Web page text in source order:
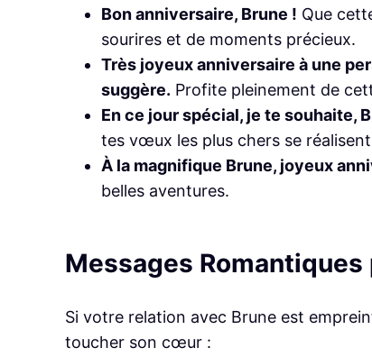
Bon anniversaire, Brune ! Que
sourires et de moments précieux.
Très joyeux anniversaire à une
suggère. Profite pleinement de
En ce jour spécial, je te souhaite,
tes vœux les plus chers se
À la magnifique Brune, joyeux
belles aventures.
Messages Romantiques
Si votre relation avec Brune est
toucher son cœur :